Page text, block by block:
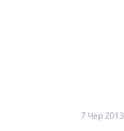
7 Чер 2013